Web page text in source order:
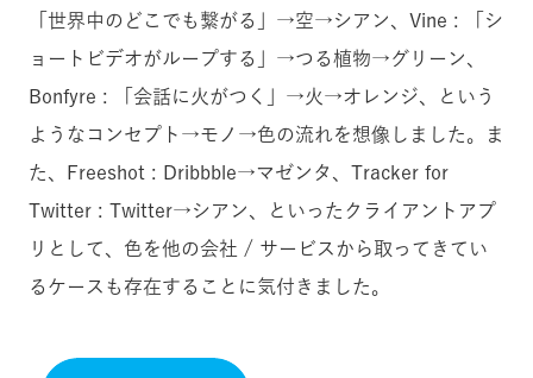
「世界中のどこでも繋がる」→空→シアン、Vine : 「シ
ョートビデオがループする」→つる植物→グリーン、
Bonfyre : 「会話に火がつく」→火→オレンジ、という
ようなコンセプト→モノ→色の流れを想像しました。ま
た、Freeshot : Dribbble→マゼンタ、Tracker for
Twitter : Twitter→シアン、といったクライアントアプ
リとして、色を他の会社 / サービスから取ってきてい
るケースも存在することに気付きました。